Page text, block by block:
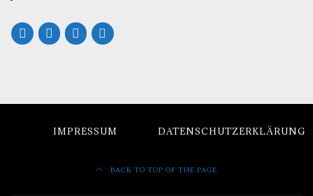
IMPRESSUM DATENSCHUTZERKLÄRUNG
BACK TO TOP OF THE PAGE